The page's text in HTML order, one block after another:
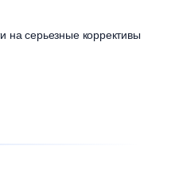
серьезные коррективы